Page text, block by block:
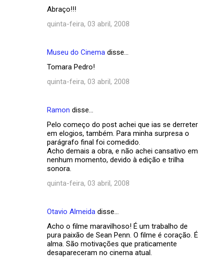
Abraço!!!
quinta-feira, 03 abril, 2008
Museu do Cinema disse…
Tomara Pedro!
quinta-feira, 03 abril, 2008
Ramon disse…
Pelo começo do post achei que ias se derreter
em elogios, também. Para minha surpresa o
parágrafo final foi comedido.
Acho demais a obra, e não achei cansativo em
nenhum momento, devido à edição e trilha
sonora.
quinta-feira, 03 abril, 2008
Otavio Almeida disse…
Acho o filme maravilhoso! É um trabalho de
pura paixão de Sean Penn. O filme é coração. É
alma. São motivações que praticamente
desapareceram no cinema atual.